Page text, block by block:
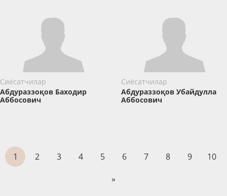
Сиёсатчилар
Абдураззоқов Баходир
Аббосович
Сиёсатчилар
Абдураззоқов Убайдулла
Аббосович
1 2 3 4 5 6 7 8 9
10
»